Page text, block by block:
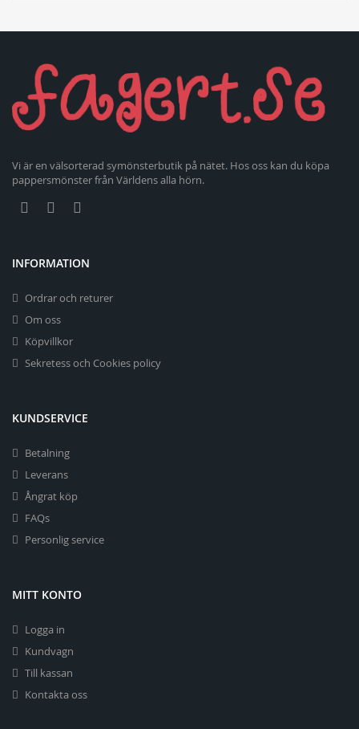
Vi är en välsorterad symönsterbutik på nätet. Hos oss kan du köpa
pappersmönster från Världens alla hörn.
INFORMATION
Ordrar och returer
Om oss
Köpvillkor
Sekretess och Cookies policy
KUNDSERVICE
Betalning
Leverans
Ångrat köp
FAQs
Personlig service
MITT KONTO
Logga in
Kundvagn
Till kassan
Kontakta oss